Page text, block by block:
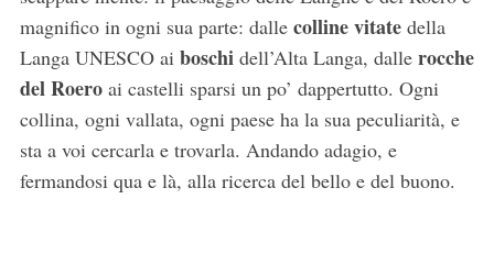
magnifico in ogni sua parte: dalle colline vitatedella
Langa UNESCO ai boschidell’Alta Langa, dalle rocche
del Roeroai castelli sparsi un po’ dappertutto. Ogni
collina, ogni vallata, ogni paese ha la sua peculiarità, e
sta a voi cercarla e trovarla. Andando adagio, e
fermandosi qua e là, alla ricerca del bello e del buono.